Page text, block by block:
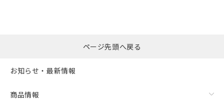
ページ先頭へ戻る
お知らせ・最新情報
商品情報